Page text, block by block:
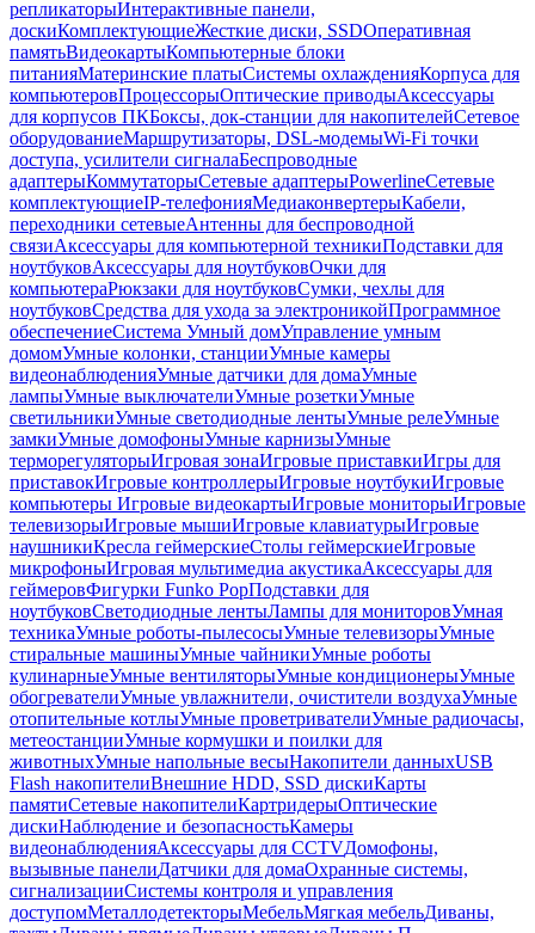
репликаторыИнтерактивные панели,
доскиКомплектующиеЖесткие диски, SSDОперативная
памятьВидеокартыКомпьютерные блоки
питанияМатеринские платыСистемы охлажденияКорпуса для
компьютеровПроцессорыОптические приводыАксессуары
для корпусов ПКБоксы, док-станции для накопителейСетевое
оборудованиеМаршрутизаторы, DSL-модемыWi-Fi точки
доступа, усилители сигналаБеспроводные
адаптерыКоммутаторыСетевые адаптерыPowerlineСетевые
комплектующиеIP-телефонияМедиаконвертерыКабели,
переходники сетевыеАнтенны для беспроводной
связиАксессуары для компьютерной техникиПодставки для
ноутбуковАксессуары для ноутбуковОчки для
компьютераРюкзаки для ноутбуковСумки, чехлы для
ноутбуковСредства для ухода за электроникойПрограммное
обеспечениеСистема Умный домУправление умным
домомУмные колонки, станцииУмные камеры
видеонаблюденияУмные датчики для домаУмные
лампыУмные выключателиУмные розеткиУмные
светильникиУмные светодиодные лентыУмные релеУмные
замкиУмные домофоныУмные карнизыУмные
терморегуляторыИгровая зонаИгровые приставкиИгры для
приставокИгровые контроллерыИгровые ноутбукиИгровые
компьютеры Игровые видеокартыИгровые мониторыИгровые
телевизорыИгровые мышиИгровые клавиатурыИгровые
наушникиКресла геймерскиеСтолы геймерскиеИгровые
микрофоныИгровая мультимедиа акустикаАксессуары для
геймеровФигурки Funko PopПодставки для
ноутбуковСветодиодные лентыЛампы для мониторовУмная
техникаУмные роботы-пылесосыУмные телевизорыУмные
стиральные машиныУмные чайникиУмные роботы
кулинарныеУмные вентиляторыУмные кондиционерыУмные
обогревателиУмные увлажнители, очистители воздухаУмные
отопительные котлыУмные проветривателиУмные радиочасы,
метеостанцииУмные кормушки и поилки для
животныхУмные напольные весыНакопители данныхUSB
Flash накопителиВнешние HDD, SSD дискиКарты
памятиСетевые накопителиКартридерыОптические
дискиНаблюдение и безопасностьКамеры
видеонаблюденияАксессуары для CCTVДомофоны,
вызывные панелиДатчики для домаОхранные системы,
сигнализацииСистемы контроля и управления
доступомМеталлодетекторыМебельМягкая мебельДиваны,